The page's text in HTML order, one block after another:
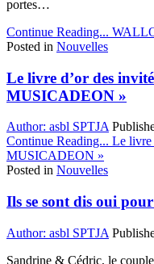
portes…
Continue Reading...
Posted in Nouvelles
Le livre d’or des
MUSICADEON »
Author: asbl SPTJA
Continue Reading... Le livre
MUSICADEON »
Posted in Nouvelles
Ils se sont dis oui
Author: asbl SPTJA
Sandrine & Cédric, le